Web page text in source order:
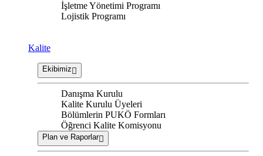
İşletme Yönetimi Programı
Lojistik Programı
Kalite
Ekibimiz
Danışma Kurulu
Kalite Kurulu Üyeleri
Bölümlerin PUKÖ Formları
Öğrenci Kalite Komisyonu
Plan ve Raporlar